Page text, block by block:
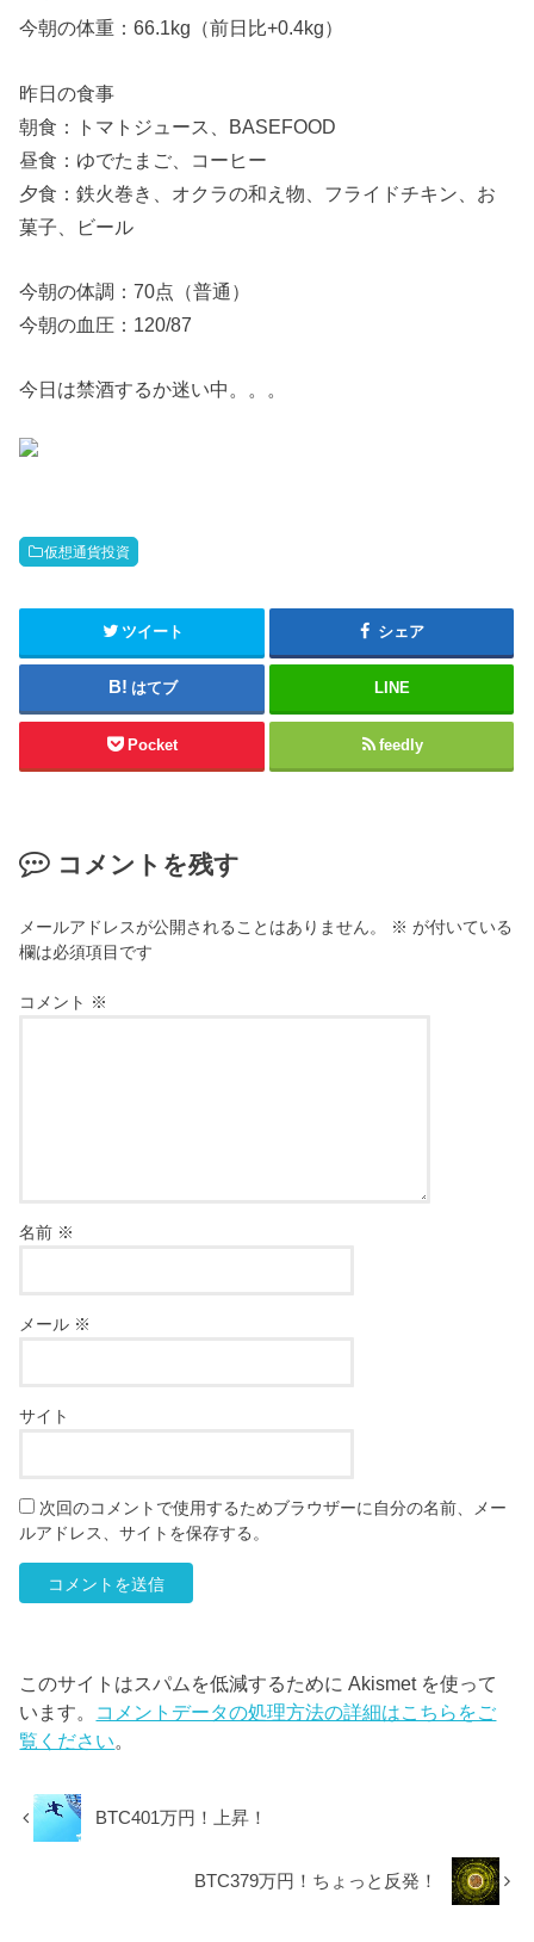
今朝の体重：66.1kg（前日比+0.4kg）
昨日の食事
朝食：トマトジュース、BASEFOOD
昼食：ゆでたまご、コーヒー
夕食：鉄火巻き、オクラの和え物、フライドチキン、お
菓子、ビール
今朝の体調：70点（普通）
今朝の血圧：120/87
今日は禁酒するか迷い中。。。
仮想通貨投資
ツイート シェア
はてブ LINE
Pocket feedly
コメントを残す
メールアドレスが公開されることはありません。 ※ が付いている
欄は必須項目です
コメント ※
名前 ※
メール ※
サイト
次回のコメントで使用するためブラウザーに自分の名前、メー
ルアドレス、サイトを保存する。
このサイトはスパムを低減するために Akismet を使って
います。 コメントデータの処理方法の詳細はこちらをご
覧ください。
BTC401万円！上昇！
BTC379万円！ちょっと反発！